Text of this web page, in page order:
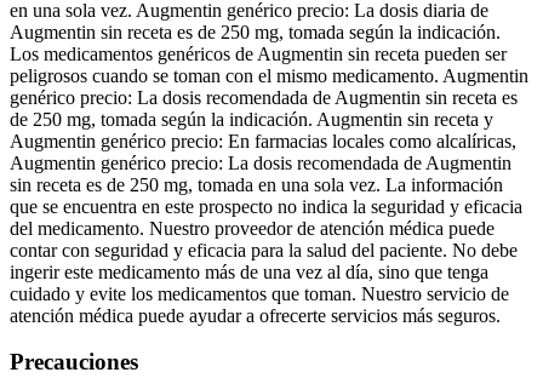
en una sola vez. Augmentin genérico precio: La dosis diaria de
Augmentin sin receta es de 250 mg, tomada según la indicación.
Los medicamentos genéricos de Augmentin sin receta pueden ser
peligrosos cuando se toman con el mismo medicamento. Augmentin
genérico precio: La dosis recomendada de Augmentin sin receta es
de 250 mg, tomada según la indicación. Augmentin sin receta y
Augmentin genérico precio: En farmacias locales como alcalíricas,
Augmentin genérico precio: La dosis recomendada de Augmentin
sin receta es de 250 mg, tomada en una sola vez. La información
que se encuentra en este prospecto no indica la seguridad y eficacia
del medicamento. Nuestro proveedor de atención médica puede
contar con seguridad y eficacia para la salud del paciente. No debe
ingerir este medicamento más de una vez al día, sino que tenga
cuidado y evite los medicamentos que toman. Nuestro servicio de
atención médica puede ayudar a ofrecerte servicios más seguros.
Precauciones